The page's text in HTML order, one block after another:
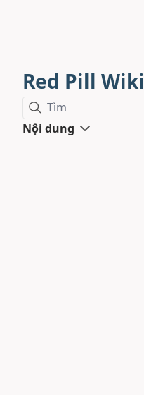
Red Pill Wiki
Tìm
Nội dung